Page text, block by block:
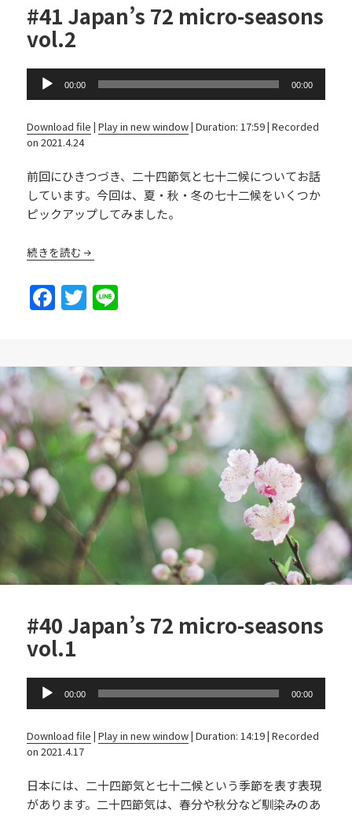
#41 Japan’s 72 micro-seasons
vol.2
Audio
00:00 00:00
Download file |Play in new window|Duration: 17:59|Recorded
on 2021.4.24
前回にひきつづき、二十四節気と七十二候についてお話
しています。今回は、夏・秋・冬の七十二候をいくつか
ピックアップしてみました。
続きを読む
F
e
b
o
o
k
T
er
#40 Japan’s 72 micro-seasons
vol.1
Audio
Player
00:00 00:00
Download file |Play in new window|Duration: 14:19|Recorded
on 2021.4.17
日本には、二十四節気と七十二候という季節を表す表現
があります。二十四節気は、春分や秋分など馴染みのあ